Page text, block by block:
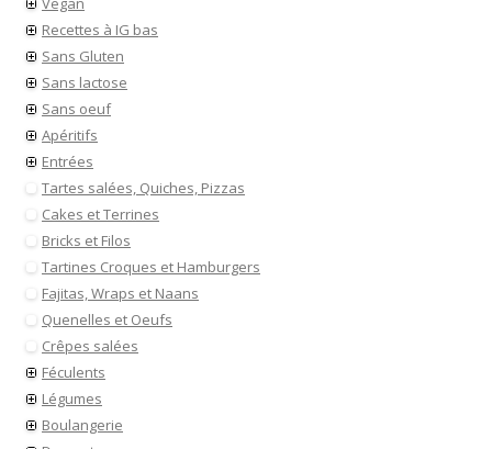
Recettes à IG bas
Sans Gluten
Sans lactose
Sans oeuf
Apéritifs
Entrées
Tartes salées, Quiches, Pizzas
Cakes et Terrines
Bricks et Filos
Tartines Croques et Hamburgers
Fajitas, Wraps et Naans
Quenelles et Oeufs
Crêpes salées
Féculents
Légumes
Boulangerie